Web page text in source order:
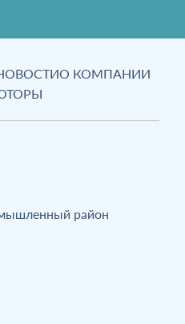
О КОМПАНИИ
район